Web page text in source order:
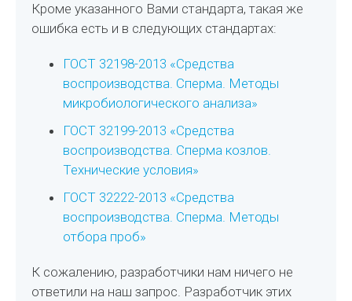
Кроме указанного Вами стандарта, такая же
ошибка есть и в следующих стандартах:
ГОСТ 32198-2013 «Средства
воспроизводства. Сперма. Методы
микробиологического анализа»
ГОСТ 32199-2013 «Средства
воспроизводства. Сперма козлов.
Технические условия»
ГОСТ 32222-2013 «Средства
воспроизводства. Сперма. Методы
отбора проб»
К сожалению, разработчики нам ничего не
ответили на наш запрос. Разработчик этих